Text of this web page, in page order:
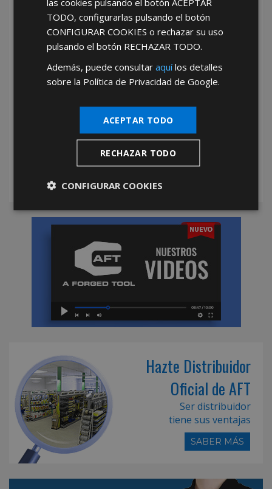
He leído y acepto laPolítica de Privacidad
*Abstenerse particulares, sólo venta a tiendas y empresas minoristas y
Hazte Distribuidor
Oficial de AFT
Ser distribuidor
tiene sus ventajas
SABER MÁS
TODO, configurarlas pulsando el botón
CONFIGURAR COOKIES o rechazar su uso
pulsando el botón RECHAZAR TODO.
Además, puede consultaraquílos detalles
sobre la Política de Privacidad de Google.
ACEPTAR TODO
RECHAZAR TODO
CONFIGURAR COOKIES